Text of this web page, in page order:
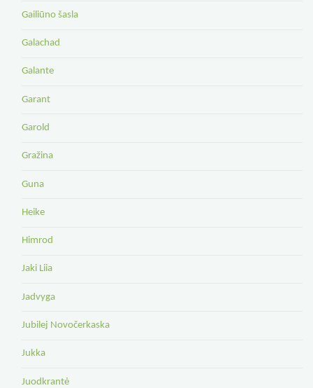
Gailiūno šasla
Galachad
Galante
Garant
Garold
Gražina
Guna
Heike
Himrod
Jaki Liia
Jadvyga
Jubilej Novočerkaska
Jukka
Juodkrantė